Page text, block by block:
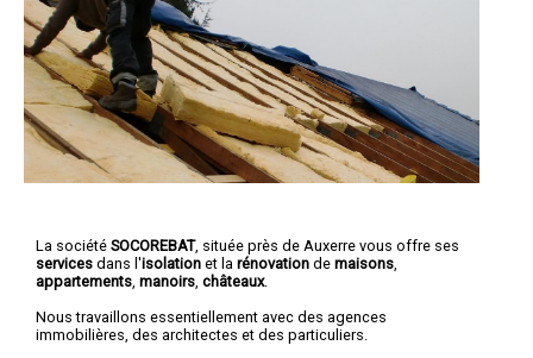
La société SOCOREBAT, située près de Auxerre vous offre ses
services dans l'isolation et la rénovation de maisons,
appartements, manoirs, châteaux.
Nous travaillons essentiellement avec des agences
immobilières, des architectes et des particuliers.